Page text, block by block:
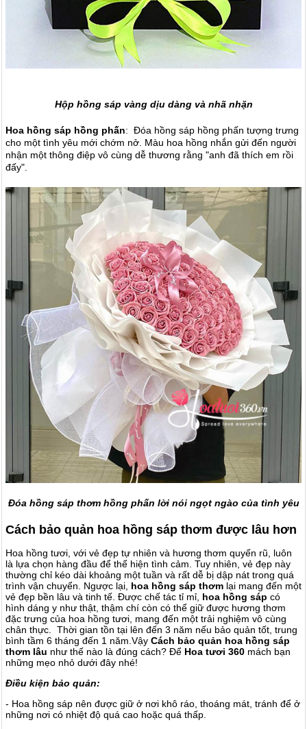
Hộp hồng sáp vàng dịu dàng và nhã nhặn
Hoa hồng sáp hồng phấn: Đóa hồng sáp hồng phấn tượng trưng
cho một tình yêu mới chớm nở. Màu hoa hồng nhắn gửi đến người
nhận một thông điệp vô cùng dễ thương rằng "anh đã thích em rồi
đấy".
Đóa hồng sáp thơm hồng phấn lời nói ngọt ngào của tình yêu
Cách bảo quản hoa hồng sáp thơm được lâu hơn
Hoa hồng tươi, với vẻ đẹp tự nhiên và hương thơm quyến rũ, luôn
là lựa chọn hàng đầu để thể hiện tình cảm. Tuy nhiên, vẻ đẹp này
thường chỉ kéo dài khoảng một tuần và rất dễ bị dập nát trong quá
trình vận chuyển. Ngược lại, hoa hồng sáp thơm lại mang đến một
vẻ đẹp bền lâu và tinh tế. Được chế tác tỉ mỉ, hoa hồng sáp có
hình dáng y như thật, thậm chí còn có thể giữ được hương thơm
đặc trưng của hoa hồng tươi, mang đến một trải nghiệm vô cùng
chân thực. Thời gian tồn tại lên đến 3 năm nếu bảo quản tốt, trung
bình tầm 6 tháng đến 1 năm.Vậy Cách bảo quản hoa hồng sáp
thơm lâu như thế nào là đúng cách? Để Hoa tươi 360 mách bạn
những mẹo nhỏ dưới đây nhé!
Điều kiện bảo quản:
- Hoa hồng sáp nên được giữ ở nơi khô ráo, thoáng mát, tránh để ở
những nơi có nhiệt độ quá cao hoặc quá thấp.